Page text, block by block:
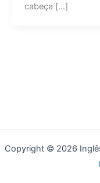
cabeça […]
Copyright © 2026